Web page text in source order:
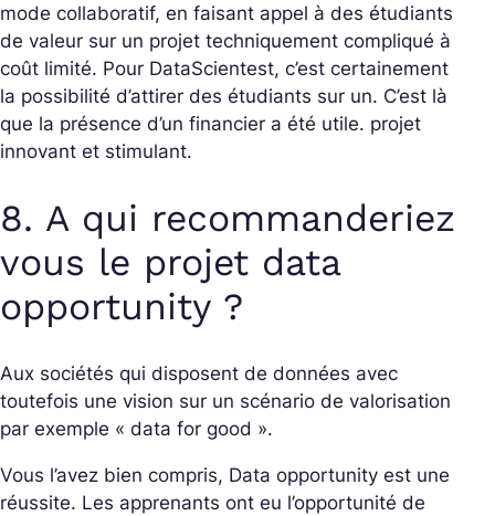
mode collaboratif, en faisant appel à des étudiants
de valeur sur un projet techniquement compliqué à
coût limité. Pour DataScientest, c’est certainement
la possibilité d’attirer des étudiants sur un. C’est là
que la présence d’un financier a été utile. projet
innovant et stimulant.
8. A qui recommanderiez
vous le projet data
opportunity ?
Aux sociétés qui disposent de données avec
toutefois une vision sur un scénario de valorisation
par exemple « data for good ».
Vous l’avez bien compris, Data opportunity est une
réussite. Les apprenants ont eu l’opportunité de